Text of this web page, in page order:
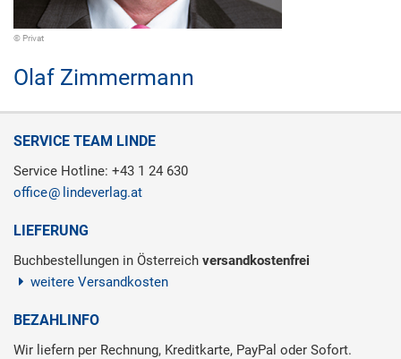
© Privat
Olaf Zimmermann
SERVICE TEAM LINDE
Service Hotline: +43 1 24 630
office
lindeverlag.at
LIEFERUNG
Buchbestellungen in Österreich versandkostenfrei
weitere Versandkosten
BEZAHLINFO
Wir liefern per Rechnung, Kreditkarte, PayPal oder Sofort.